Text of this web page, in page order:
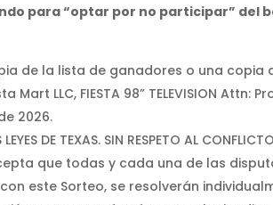
para “optar por no participar”
de la lista de ganadores o una
LLC, FIESTA 98” TELEVISION Attn:
2026.
LEYES DE TEXAS. SIN RESPETO AL
que todas y cada una de las
este Sorteo, se resolverán